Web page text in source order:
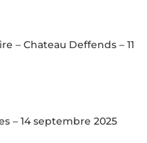
– Chateau Deffends – 11
– 14 septembre 2025